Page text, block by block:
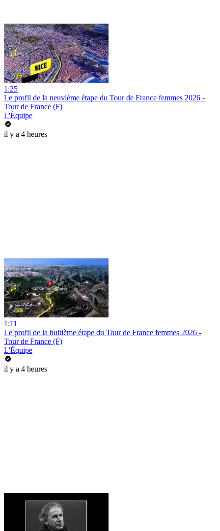
1:25
Le profil de la neuvième étape du Tour de France femmes 2026 -
Tour de France (F)
L'Équipe
il y a 4 heures
1:11
Le profil de la huitième étape du Tour de France femmes 2026 -
Tour de France (F)
L'Équipe
il y a 4 heures